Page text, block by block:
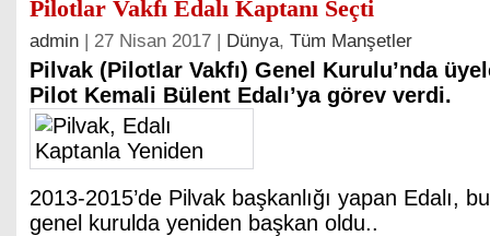
Pilotlar Vakfı Edalı Kaptanı Seçti
admin | 27 Nisan 2017 | Dünya, Tüm Manşetler
Pilvak (Pilotlar Vakfı) Genel Kurulu’nda
Pilot Kemali Bülent Edalı’ya görev verdi.
2013-2015’de Pilvak başkanlığı yapan Edalı,
genel kurulda yeniden başkan oldu..